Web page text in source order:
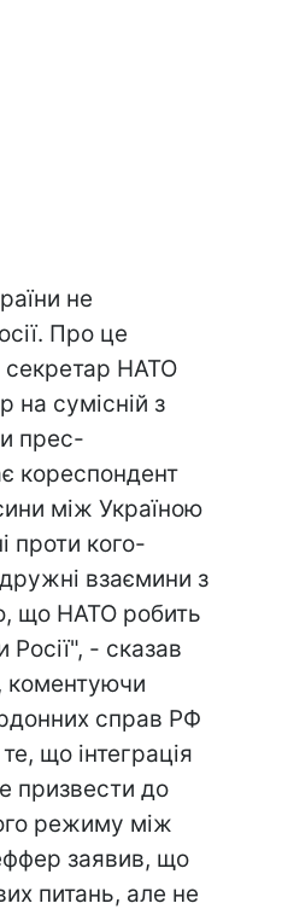
не
Про це
секретар НАТО
на сумісній з
прес-
кореспондент
між Україною
проти кого-
взаємини з
що НАТО робить
- сказав
коментуючи
справ РФ
що інтеграція
призвести до
режиму між
заявив, що
питань, але не